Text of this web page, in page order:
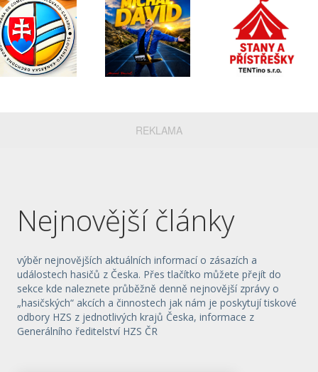
REKLAMA
Nejnovější články
výběr nejnovějších aktuálních informací o zásazích a
událostech hasičů z Česka. Přes tlačítko můžete přejít do
sekce kde naleznete průběžně denně nejnovější zprávy o
„hasičských“ akcích a činnostech jak nám je poskytují tiskové
odbory HZS z jednotlivých krajů Česka, informace z
Generálního ředitelství HZS ČR